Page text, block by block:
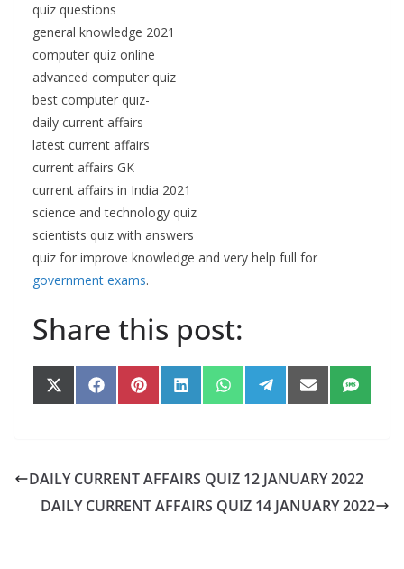
quiz questions
general knowledge 2021
computer quiz online
advanced computer quiz
best computer quiz-
daily current affairs
latest current affairs
current affairs GK
current affairs in India 2021
science and technology quiz
scientists quiz with answers
quiz for improve knowledge and very help full for
government exams.
Share this post:
Share
on
Share
on
Share
on
Share
on
Share
on
Share
on
Share
on
Share
on
DAILY CURRENT AFFAIRS QUIZ 12 JANUARY 2022
DAILY CURRENT AFFAIRS QUIZ 14 JANUARY 2022